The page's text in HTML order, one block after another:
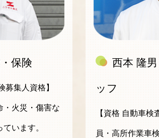
保険
募集人資格】
・火災・傷害な
います。
西本 隆
ッフ
【資格 自動車
員・高所作業車